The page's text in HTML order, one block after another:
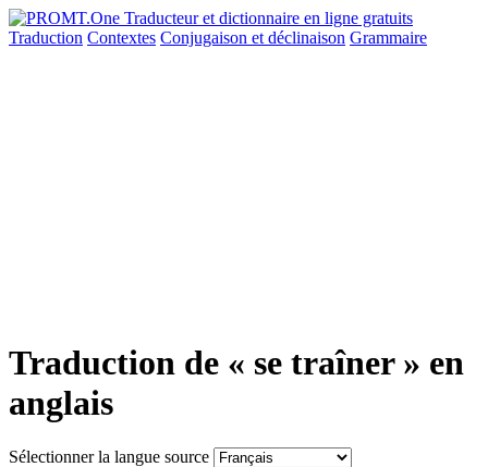
Traduction Contextes Conjugaison et déclinaison Grammaire
Traduction de « se traîner » en
anglais
Sélectionner la langue source